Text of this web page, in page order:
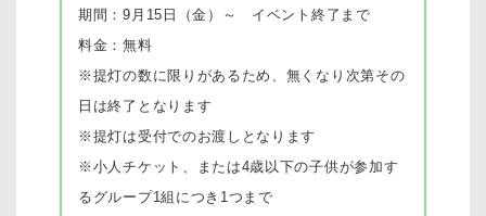
期間：9月15日（金）～ イベント終了まで
料金：無料
※提灯の数に限りがあるため、無くなり次第その
日は終了となります
※提灯は受付でのお渡しとなります
※小人チケット、または4歳以下の子供が参加す
るグループ1組につき1つまで